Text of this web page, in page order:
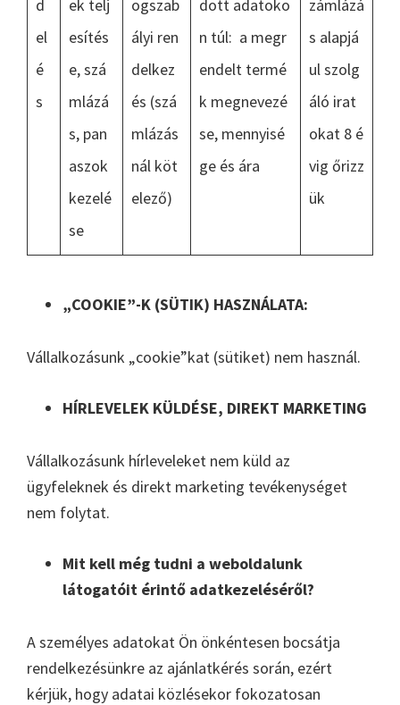
d
el
é
s
ek telj
esítés
e, szá
mlázá
s, pan
aszok
kezelé
se
ogszab
ályi ren
delkez
és (szá
mlázás
nál köt
elező)
dott adatoko
n túl: a megr
endelt termé
k megnevezé
se, mennyisé
ge és ára
zámlázá
s alapjá
ul szolg
áló irat
okat 8 é
vig őrizz
ük
„COOKIE”-K (SÜTIK) HASZNÁLATA:
Vállalkozásunk „cookie”kat (sütiket) nem használ.
HÍRLEVELEK KÜLDÉSE, DIREKT MARKETING
Vállalkozásunk hírleveleket nem küld az
ügyfeleknek és direkt marketing tevékenységet
nem folytat.
Mit kell még tudni a weboldalunk
látogatóit érintő adatkezeléséről?
A személyes adatokat Ön önkéntesen bocsátja
rendelkezésünkre az ajánlatkérés során, ezért
kérjük, hogy adatai közlésekor fokozatosan